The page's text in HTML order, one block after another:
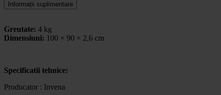
Informații suplimentare
Greutate: 4 kg
Dimensiuni: 100 × 90 × 2,6 cm
Specificatii tehnice:
Producator : Invena